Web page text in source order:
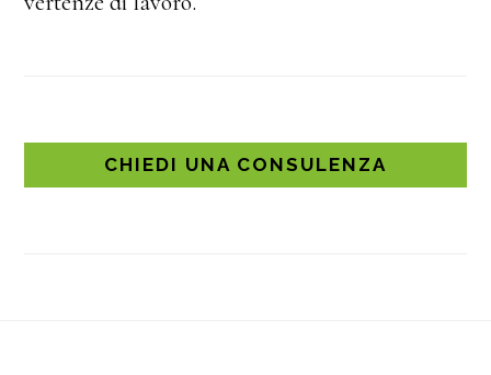
CHIEDI UNA CONSULENZA